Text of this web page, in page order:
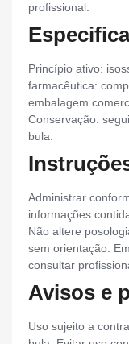
profissional.
Princípio ativo:
farmacêutica:
embalagem
Conservação:
bula.
Administrar
informações
Não altere
sem orientação.
consultar
Avisos e
Uso sujeito a